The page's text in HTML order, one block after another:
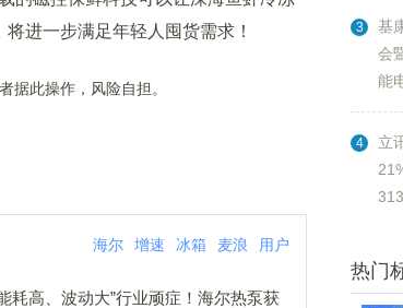
进一步满足年轻人囤货需求！
此操作，风险自担。
海尔 增速 冰箱 麦浪 用户
耗高、波动大”行业顽症！海尔热泵获
3
基
会
能
4
立
热门